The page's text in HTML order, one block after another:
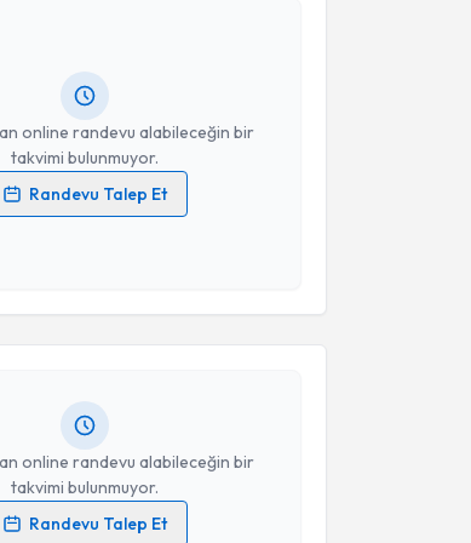
online randevu alabileceğin bir
takvimi bulunmuyor.
Randevu Talep Et
işlenmesine ilişkinAydınlatma Metni
Talebini Gönder
online randevu alabileceğin bir
takvimi bulunmuyor.
Randevu Talep Et